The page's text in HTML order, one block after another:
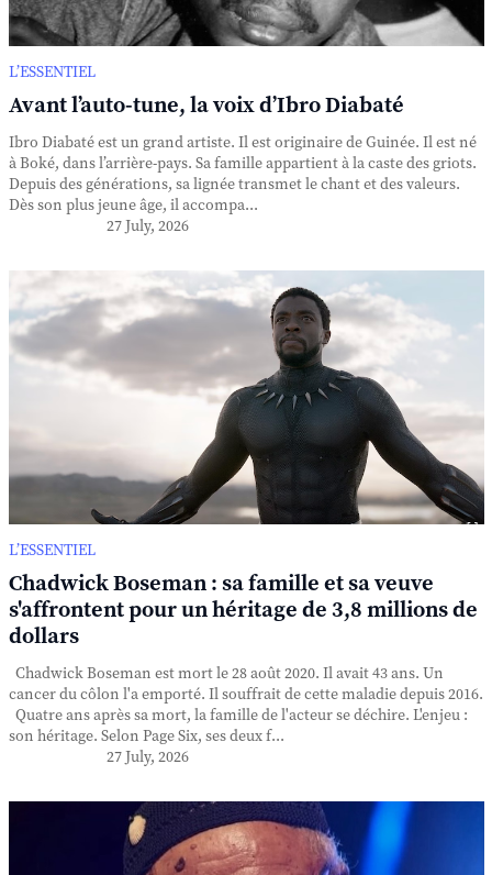
L’ESSENTIEL
Avant l’auto-tune, la voix d’Ibro Diabaté
Ibro Diabaté est un grand artiste. Il est originaire de Guinée. Il est né
à Boké, dans l’arrière-pays. Sa famille appartient à la caste des griots.
Depuis des générations, sa lignée transmet le chant et des valeurs.
Dès son plus jeune âge, il accompa...
27 July, 2026
L’ESSENTIEL
Chadwick Boseman : sa famille et sa veuve
s'affrontent pour un héritage de 3,8 millions de
dollars
Chadwick Boseman est mort le 28 août 2020. Il avait 43 ans. Un
cancer du côlon l'a emporté. Il souffrait de cette maladie depuis 2016.
Quatre ans après sa mort, la famille de l'acteur se déchire. L'enjeu :
son héritage. Selon Page Six, ses deux f...
27 July, 2026